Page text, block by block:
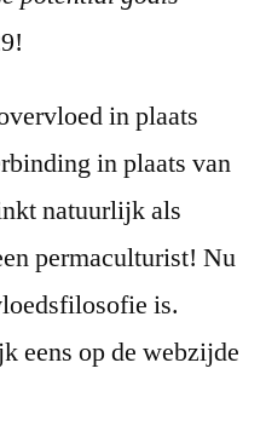
in plaats
in plaats van
natuurlijk als
permaculturist! Nu
is.
eens op de webzijde